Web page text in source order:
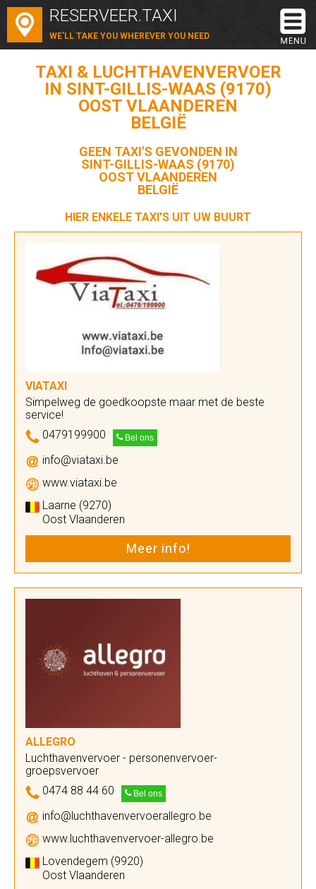
RESERVEER.TAXI
WE'LL TAKE YOU WHEREVER YOU NEED
TAXI & LUCHTHAVENVERVOER
IN SINT-GILLIS-WAAS (9170)
OOST VLAANDEREN
BELGIË
GEEN TAXI'S GEVONDEN IN
SINT-GILLIS-WAAS (9170)
OOST VLAANDEREN
BELGIË
HIER ENKELE TAXI'S UIT UW BUURT
VIATAXI
Simpelweg de goedkoopste maar met de beste
service!
0479199900
Bel ons
info@viataxi.be
www.viataxi.be
Laarne (9270)
Oost Vlaanderen
Meer info!
ALLEGRO
Luchthavenvervoer - personenvervoer-
groepsvervoer
0474 88 44 60
Bel ons
info@luchthavenvervoerallegro.be
www.luchthavenvervoer-allegro.be
Lovendegem (9920)
Oost Vlaanderen